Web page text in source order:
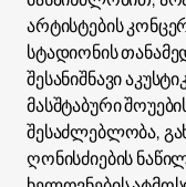
არტისტების
სტადიონის
შესანიშნავი
მასშტაბური
შესაძლებლობა,
ღონისძიების